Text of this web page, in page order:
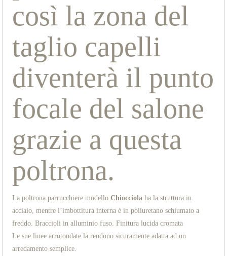
così la zona del
taglio capelli
diventerà il punto
focale del salone
grazie a questa
poltrona.
La poltrona parrucchiere modello Chiocciolaha la struttura in
acciaio, mentre l’imbottitura interna è in poliuretano schiumato a
freddo. Braccioli in alluminio fuso. Finitura lucida cromata
Le sue linee arrotondate la rendono sicuramente adatta ad un
arredamento semplice.